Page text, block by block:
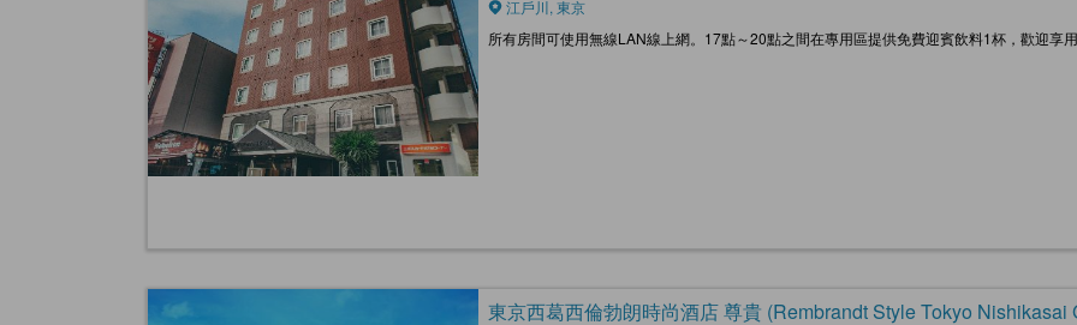
江戶川, 東京
所有房間可使用無線LAN線上網。17點～20點之間在專用區提供免費迎賓飲料1杯，歡迎享
東京西葛西倫勃朗時尚酒店 尊貴 (Rembrandt Style Tokyo Nishikasai